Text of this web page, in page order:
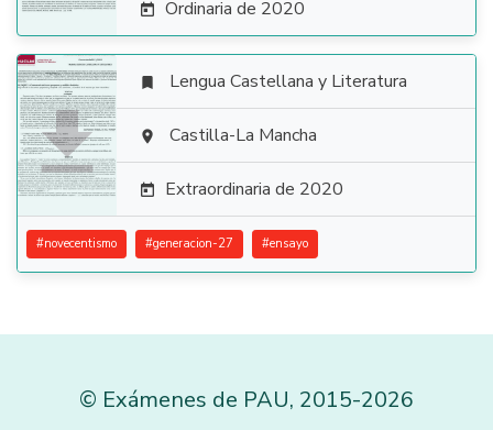
 Ordinaria de 2020

 Lengua Castellana y Literatura
 Castilla-La Mancha
 Extraordinaria de 2020
#novecentismo #generacion-27 #ensayo
© Exámenes de PAU, 2015-2026